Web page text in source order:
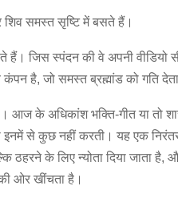
शिव समस्त सृष्टि में बसते हैं।
जिस स्पंदन की वे अपनी वीडियो
है, जो समस्त ब्रह्मांड को गति
आज के अधिकांश भक्ति-गीत या तो
से कुछ नहीं करती। यह एक
के लिए न्योता दिया जाता है,
ओर खींचता है।